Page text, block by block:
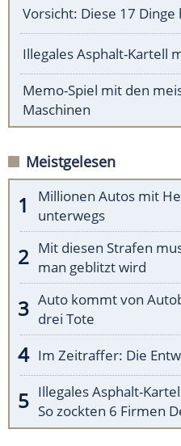
Vorsicht: Diese 17 Dinge
Illegales Asphalt-Kartell
Memo-Spiel mit den
Maschinen
Meistgelesen
Millionen Autos mit
unterwegs
Mit diesen Strafen
man geblitzt wird
Auto kommt von
drei Tote
Im Zeitraffer: Die
Illegales Asphalt-
So zockten 6 Firmen